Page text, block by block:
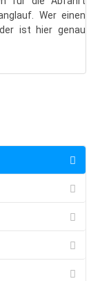
Wer einen
ist hier genau